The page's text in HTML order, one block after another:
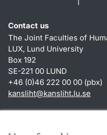
Contact us
The Joint Faculties of
LUX, Lund University
Box 192
SE-221 00 LUND
+46 (0)46 222 00 00 (pbx)
kansliht@kansliht.lu.se